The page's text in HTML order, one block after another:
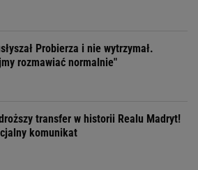
Probierza i nie wytrzymał.
rozmawiać normalnie"
transfer w historii Realu Madryt!
komunikat